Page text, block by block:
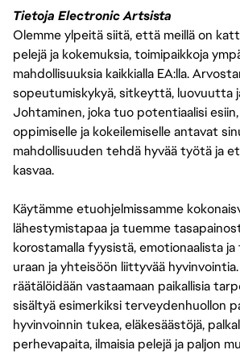
Tietoja Electronic Artsista
Olemme ylpeitä siitä, että meillä on
pelejä ja kokemuksia, toimipaikkoja
mahdollisuuksia kaikkialla EA:lla.
sopeutumiskykyä, sitkeyttä, luovuutta
Johtaminen, joka tuo potentiaalisi
oppimiselle ja kokeilemiselle antavat
mahdollisuuden tehdä hyvää työtä ja
kasvaa.
Käytämme etuohjelmissamme
lähestymistapaa ja tuemme
korostamalla fyysistä, emotionaalista
uraan ja yhteisöön liittyvää
räätälöidään vastaamaan paikallisia
sisältyä esimerkiksi terveydenhuollon
hyvinvoinnin tukea, eläkesäästöjä,
perhevapaita, ilmaisia pelejä ja paljon